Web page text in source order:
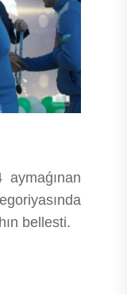
bellesti.